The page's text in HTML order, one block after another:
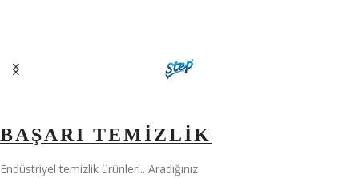
BAŞARI TEMİZLİK
Endüstriyel temizlik ürünleri.. Aradığınız